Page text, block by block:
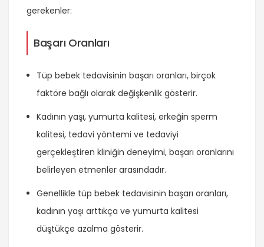
gerekenler:
Başarı Oranları
Tüp bebek tedavisinin başarı oranları, birçok
faktöre bağlı olarak değişkenlik gösterir.
Kadının yaşı, yumurta kalitesi, erkeğin sperm
kalitesi, tedavi yöntemi ve tedaviyi
gerçekleştiren kliniğin deneyimi, başarı oranlarını
belirleyen etmenler arasındadır.
Genellikle tüp bebek tedavisinin başarı oranları,
kadının yaşı arttıkça ve yumurta kalitesi
düştükçe azalma gösterir.